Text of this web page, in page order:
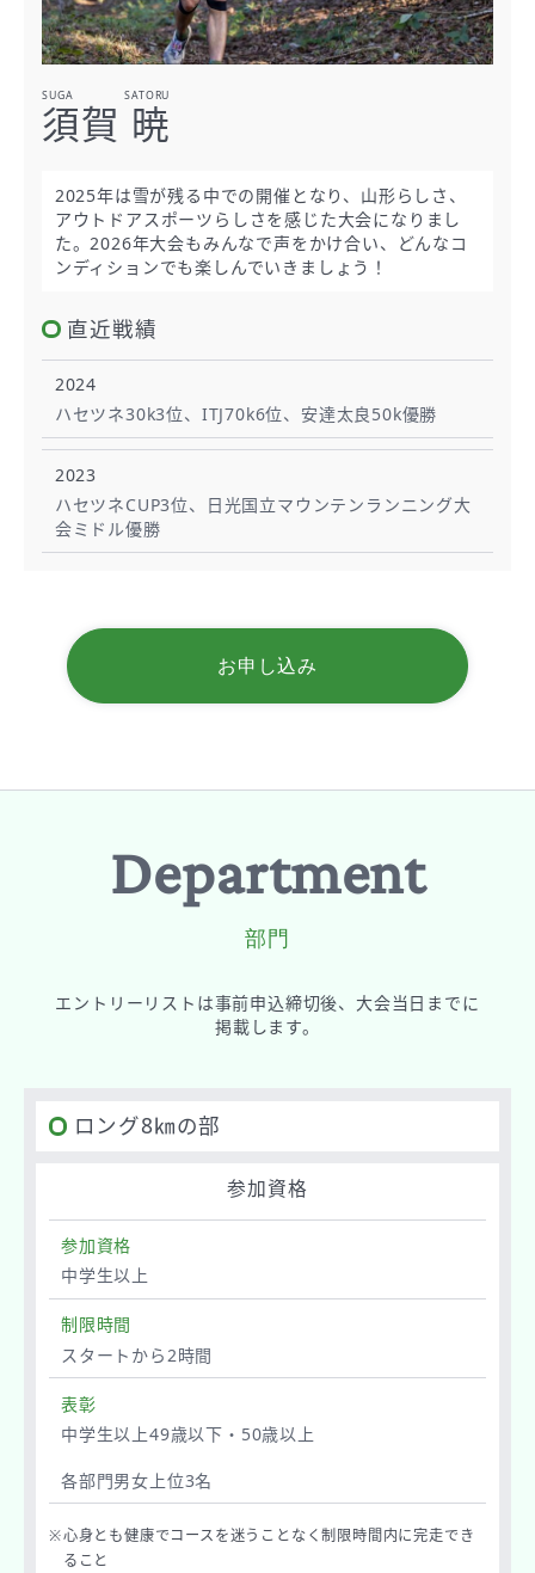
須賀 暁
SUGA SATORU
2025年は雪が残る中での開催となり、山形らしさ、
アウトドアスポーツらしさを感じた大会になりまし
た。2026年大会もみんなで声をかけ合い、どんなコ
ンディションでも楽しんでいきましょう！
直近戦績
2024
ハセツネ30k3位、ITJ70k6位、安達太良50k優勝
2023
ハセツネCUP3位、日光国立マウンテンランニング大
会ミドル優勝
お申し込み
Department
部門
エントリーリストは事前申込締切後、 大会当日までに
掲載します。
ロング8㎞の部
参加資格
参加資格
中学生以上
制限時間
スタートから2時間
表彰
中学生以上49歳以下・50歳以上
各部門男女上位3名
※心身とも健康でコースを迷うことなく制限時間内に完走でき
ること